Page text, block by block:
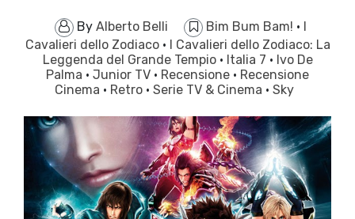
By Alberto Belli Bim Bum Bam! ·
Cavalieri dello Zodiaco ·
I Cavalieri dello Zodiaco: La
Leggenda del Grande Tempio · Italia 7 · Ivo De
Palma · Junior TV · Recensione · Recensione
Cinema · Retro · Serie TV & Cinema · Sky